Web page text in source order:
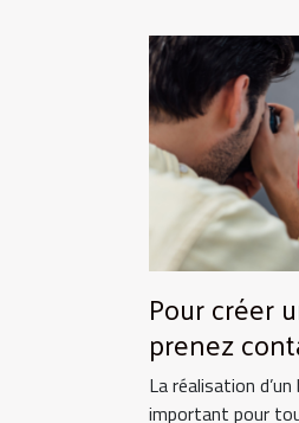
Pour créer
prenez
!La réalisation
important pour